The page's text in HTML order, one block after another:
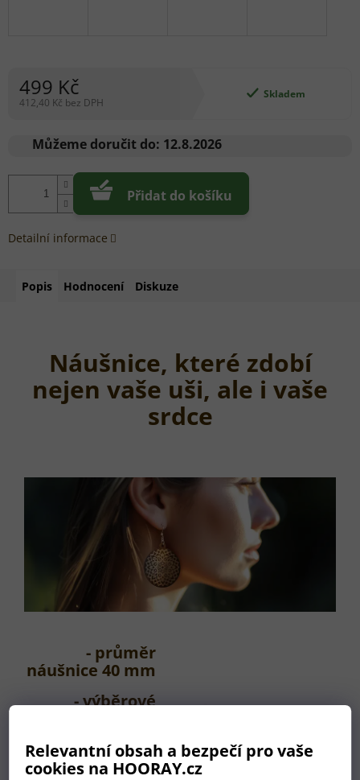
Relevantní obsah a bezpečí pro vaše
cookies na HOORAY.cz
499 Kč
412,40 Kč bez DPH
cena:
Skladem
Můžeme doručit do: 12.8.2026
Přidat do košíku
Detailní informace
Popis Hodnocení Diskuze
Náušnice, které zdobí
nejen vaše uši, ale i vaše
srdce
- průměr
náušnice 40 mm
- výběrové
- háček z